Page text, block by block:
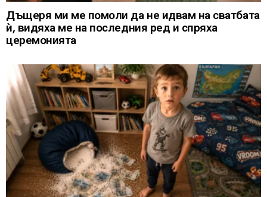
Дъщеря ми ме помоли да не идвам на сватбата
ѝ, видяха ме на последния ред и спряха
церемонията